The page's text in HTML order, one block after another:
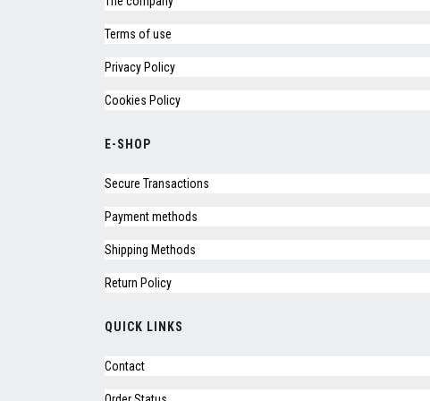
Terms of use
Privacy Policy
Cookies Policy
E-SHOP
Secure Transactions
Payment methods
Shipping Methods
Return Policy
QUICK LINKS
Contact